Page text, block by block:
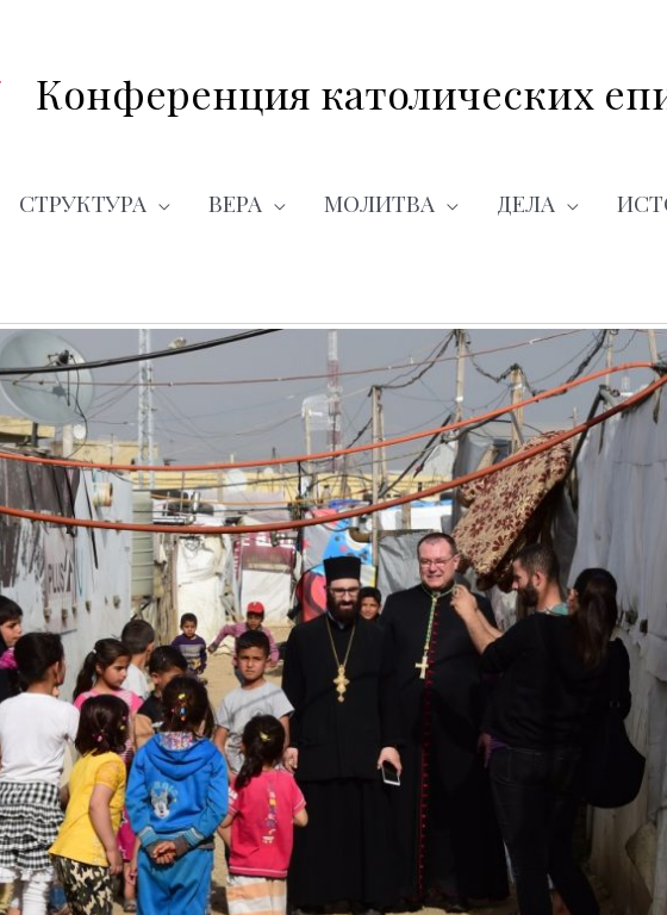
Конференция католических
СТРУКТУРА ВЕРА МОЛИТВА ДЕЛА